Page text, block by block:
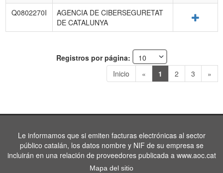
Q0802270I
AGENCIA DE CIBERSEGURETAT
DE CATALUNYA
Registros por página:
Inicio
« 1 2 3 »
Le informamos que si emiten facturas electrónicas al sector
público catalán, los datos nombre y NIF de su empresa se
incluirán en una relación de proveedores publicada a www.aoc.cat
Mapa del sitio